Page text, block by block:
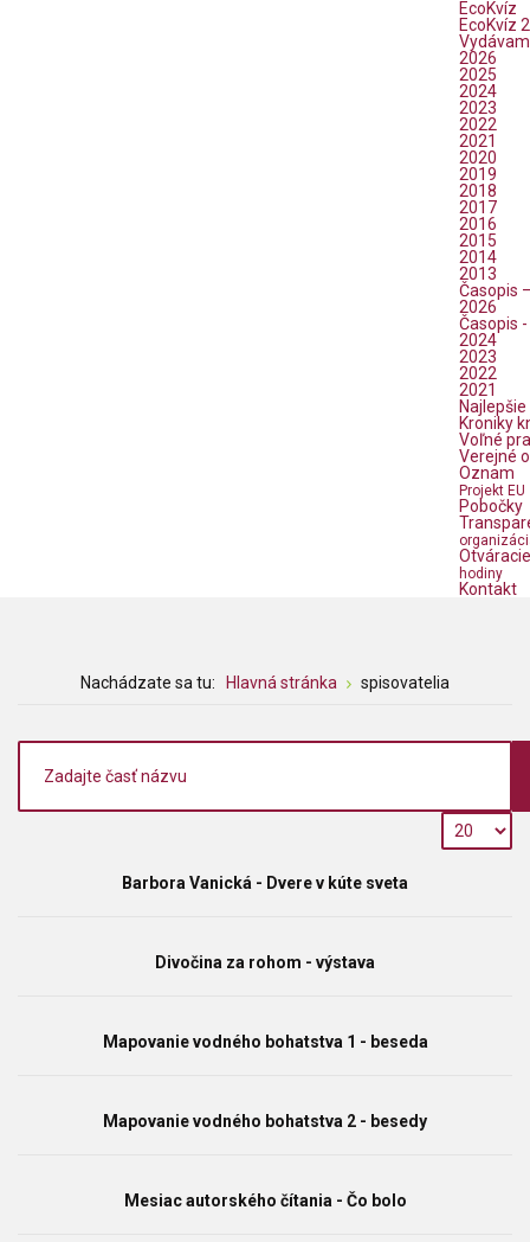
EcoKvíz
EcoKvíz 2
2026
2025
2024
2023
2022
2021
2020
2019
2018
2017
2016
2015
2014
2013
Časopis
2026
Časopis
2024
2023
2022
2021
Kroniky
Voľné
Verejné
Oznam
Projekt EU
Pobočky
Otváracie
hodiny
Kontakt
Nachádzate sa tu: Hlavná stránka spisovatelia
Barbora Vanická - Dvere v kúte sveta
Divočina za rohom - výstava
Mapovanie vodného bohatstva 1 - beseda
Mapovanie vodného bohatstva 2 - besedy
Mesiac autorského čítania - Čo bolo